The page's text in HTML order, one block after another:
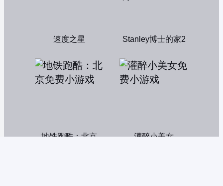
速度之星 Stanley博士的家2
地铁跑酷：北京 灌醉小美女